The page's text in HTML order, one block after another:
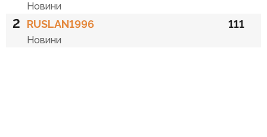
Новини
2 RUSLAN1996
Новини
111